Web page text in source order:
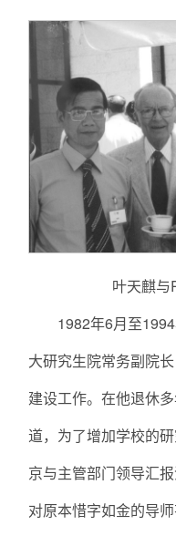
叶天麒与
1982年6月至
大研究生院常务副院
建设工作。在他退休
道，为了增加学校的
京与主管部门领导汇
对原本惜字如金的导